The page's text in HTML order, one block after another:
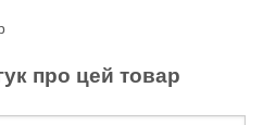
про цей товар